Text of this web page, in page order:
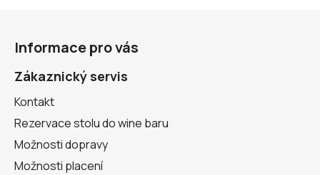
Informace pro vás
Zákaznický servis
Kontakt
Rezervace stolu do wine baru
Možnosti dopravy
Možnosti placení